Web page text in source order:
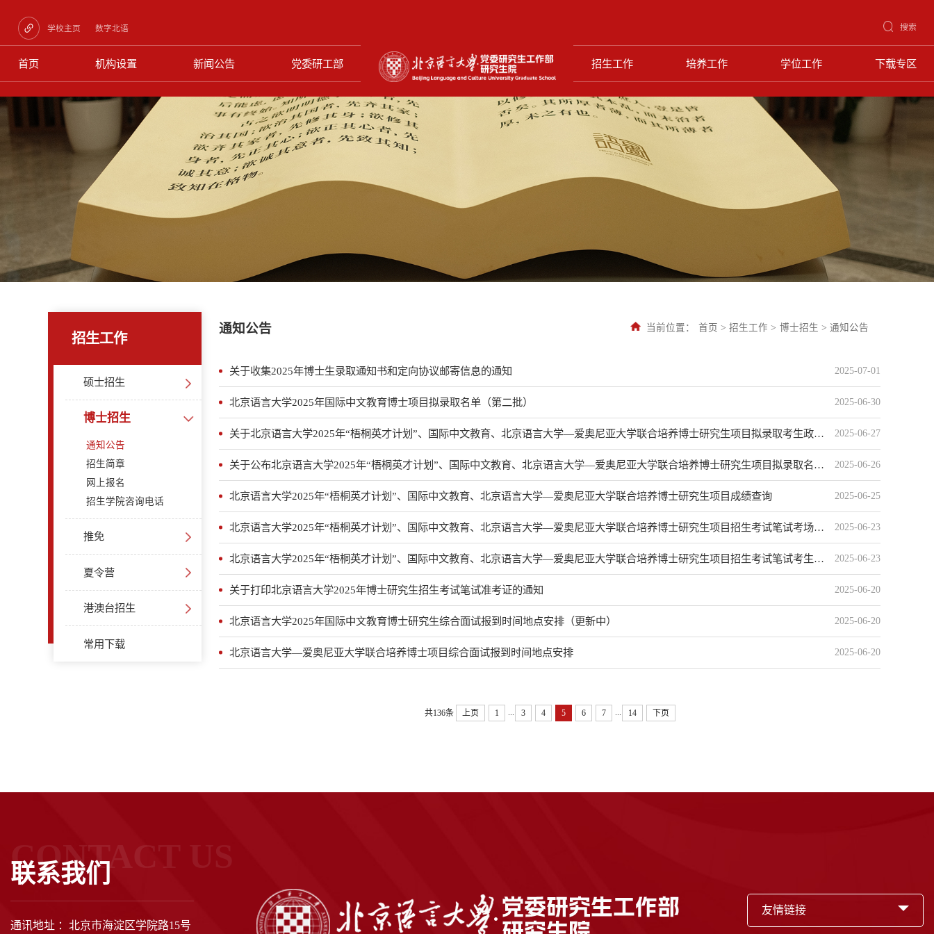
学校主页 数字北语
首页 机构设置 新闻公告 党委研工部
搜索
招生工作 培养工作 学位工作 下载专区
招生工作
硕士招生
博士招生
通知公告
招生简章
网上报名
招生学院咨询电话
推免
夏令营
港澳台招生
常用下载
通知公告 当前位置： 首页 > 招生工作 > 博士招生 > 通知公告
2025-07-01
关于收集2025年博士生录取通知书和定向协议邮寄信息的通知
2025-06-30
北京语言大学2025年国际中文教育博士项目拟录取名单（第二批）
2025-06-27
关于北京语言大学2025年“梧桐英才计划”、国际中文教育、北京语言大学—爱奥尼亚大学联合培养博士研究生项目拟录取考生政审的通知
2025-06-26
关于公布北京语言大学2025年“梧桐英才计划”、国际中文教育、北京语言大学—爱奥尼亚大学联合培养博士研究生项目拟录取名单的通知
2025-06-25
北京语言大学2025年“梧桐英才计划”、国际中文教育、北京语言大学—爱奥尼亚大学联合培养博士研究生项目成绩查询
2025-06-23
北京语言大学2025年“梧桐英才计划”、国际中文教育、北京语言大学—爱奥尼亚大学联合培养博士研究生项目招生考试笔试考场安排
2025-06-23
北京语言大学2025年“梧桐英才计划”、国际中文教育、北京语言大学—爱奥尼亚大学联合培养博士研究生项目招生考试笔试考生须知
2025-06-20
关于打印北京语言大学2025年博士研究生招生考试笔试准考证的通知
2025-06-20
北京语言大学2025年国际中文教育博士研究生综合面试报到时间地点安排（更新中）
2025-06-20
北京语言大学—爱奥尼亚大学联合培养博士项目综合面试报到时间地点安排
共136条 上页 1 3 4 5 6 7 14 下页
联系我们
CONTACT US
通讯地址 ：北京市海淀区学院路15号
友情链接